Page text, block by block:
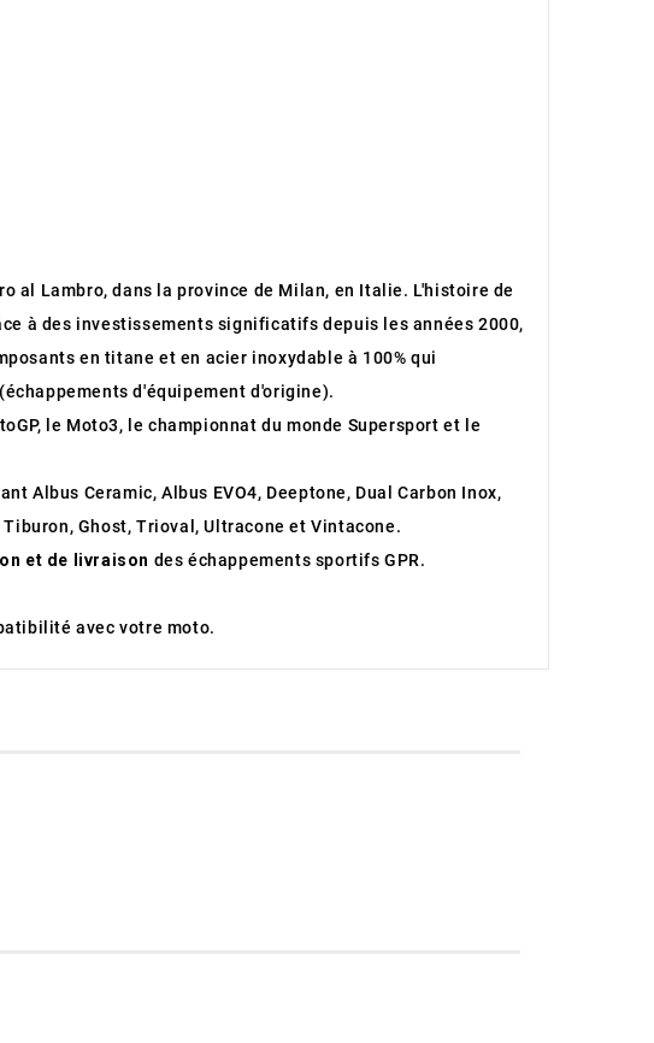
al Lambro, dans la province de Milan, en Italie. L'histoire de
à des investissements significatifs depuis les années 2000,
en titane et en acier inoxydable à 100% qui
d'équipement d'origine).
le Moto3, le championnat du monde Supersport et le
Albus Ceramic, Albus EVO4, Deeptone, Dual Carbon Inox,
Tiburon, Ghost, Trioval, Ultracone et Vintacone.
et de livraison des échappements sportifs GPR.
avec votre moto.